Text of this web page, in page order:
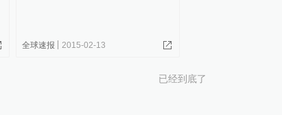
全球速报 2015-02-13
已经到底了